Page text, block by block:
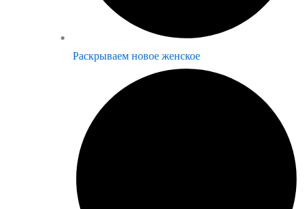
Раскрываем новое женское